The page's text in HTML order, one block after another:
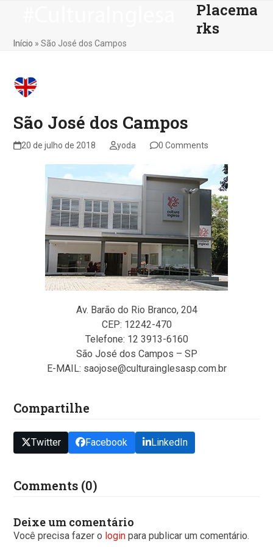
menu
menu
Placema
rks
Início »São José dos Campos
São José dos Campos
20 de julho de 2018 yoda 0 Comments
Av. Barão do Rio Branco, 204
CEP: 12242-470
Telefone: 12 3913-6160
São José dos Campos – SP
E-MAIL: saojose@culturainglesasp.com.br
Compartilhe
Twitter Facebook LinkedIn
Comments (0)
Deixe um comentário
Você precisa fazer o login para publicar um comentário.